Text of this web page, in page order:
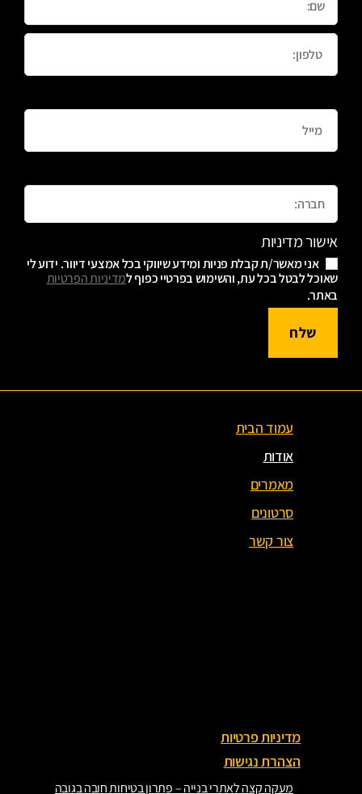
אישור מדיניות
אני מאשר/ת קבלת פניות ומידע שיווקי בכל אמצעי דיוור. ידוע לי
שאוכל לבטל בכל עת, והשימוש בפרטיי כפוף למדיניות הפרטיות
באתר.
שלח
עמוד הבית
אודות
מאמרים
סרטונים
צור קשר
מדיניות פרטיות
הצהרת נגישות
מעקה קצה לאתרי בנייה – פתרון בטיחות חובה בגובה